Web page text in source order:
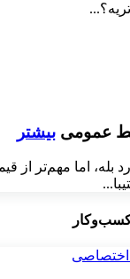
عمومی بیشتر
بله، اما مهم‌تر از